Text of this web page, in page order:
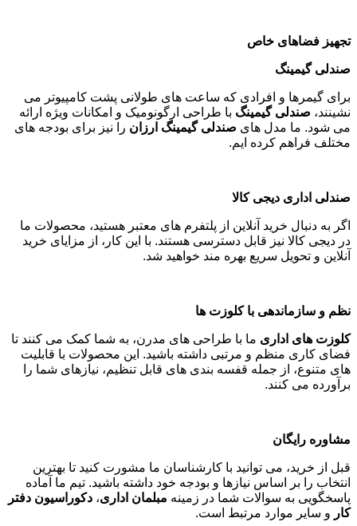
تجهیز فضاهای خاص
صندلی گیمینگ
برای گیمرها و افرادی که ساعت های طولانی پشت کامپیوتر می
نشینند، صندلی گیمینگ با طراحی ارگونومیک و امکانات ویژه ارائه
می شود. ما مدل های صندلی گیمینگ ارزان را نیز برای بودجه های
مختلف فراهم کرده ایم.
صندلی اداری دیجی کالا
اگر به دنبال خرید آنلاین از پلتفرم های معتبر هستید، محصولات ما
در دیجی کالا نیز قابل دسترسی هستند. با این کار، از مزایای خرید
آنلاین و تحویل سریع بهره مند خواهید شد.
نظم و سازماندهی با کلوزت ها
کلوزت های اداری ما با طراحی های مدرن، به شما کمک می کنند تا
فضای کاری منظم و مرتبی داشته باشید. این محصولات با قابلیت
های متنوع، از جمله قفسه بندی های قابل تنظیم، نیازهای شما را
برآورده می کنند.
مشاوره رایگان
قبل از خرید، می توانید با کارشناسان ما مشورت کنید تا بهترین
انتخاب را بر اساس نیازها و بودجه خود داشته باشید. تیم ما آماده
پاسخگویی به سوالات شما در زمینه مبلمان اداری، دکوراسیون دفتر
کار و سایر موارد مرتبط است.